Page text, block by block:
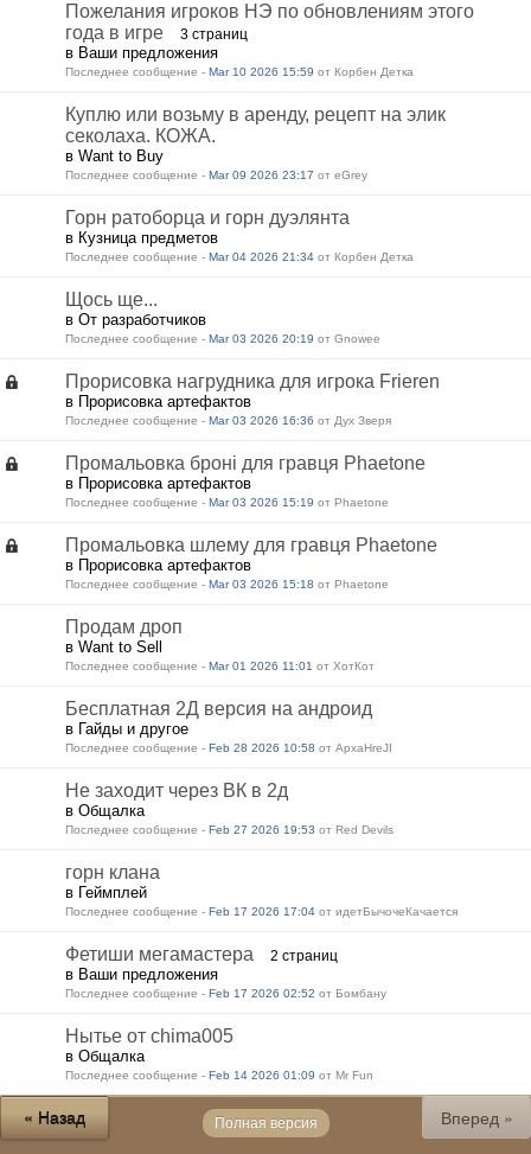
Пожелания игроков НЭ по обновлениям этого
года в игре
3 страниц
в Ваши предложения
Последнее сообщение - Mar 10 2026 15:59 от Корбен Детка
Куплю или возьму в аренду, рецепт на элик
секолаха. КОЖА.
в Want to Buy
Последнее сообщение - Mar 09 2026 23:17 от eGrey
Горн ратоборца и горн дуэлянта
в Кузница предметов
Последнее сообщение - Mar 04 2026 21:34 от Корбен Детка
Щось ще...
в От разработчиков
Последнее сообщение - Mar 03 2026 20:19 от Gnowee
Прорисовка нагрудника для игрока Frieren
в Прорисовка артефактов
Последнее сообщение - Mar 03 2026 16:36 от Дух Зверя
Промальовка броні для гравця Phaetone
в Прорисовка артефактов
Последнее сообщение - Mar 03 2026 15:19 от Phaetone
Промальовка шлему для гравця Phaetone
в Прорисовка артефактов
Последнее сообщение - Mar 03 2026 15:18 от Phaetone
Продам дроп
в Want to Sell
Последнее сообщение - Mar 01 2026 11:01 от ХотКот
Бесплатная 2Д версия на андроид
в Гайды и другое
Последнее сообщение - Feb 28 2026 10:58 от ApxaHreJI
Не заходит через ВК в 2д
в Общалка
Последнее сообщение - Feb 27 2026 19:53 от Red Devils
горн клана
в Геймплей
Последнее сообщение - Feb 17 2026 17:04 от идетБычочеКачается
Фетиши мегамастера 2 страниц
в Ваши предложения
Последнее сообщение - Feb 17 2026 02:52 от Бомбану
Нытье от chima005
в Общалка
Последнее сообщение - Feb 14 2026 01:09 от Mr Fun
« Назад Вперед »
Полная версия